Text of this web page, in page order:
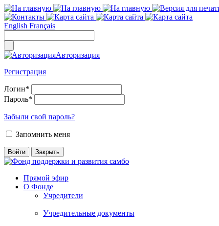
English Français
Авторизация
Регистрация
Логин*
Пароль*
Забыли свой пароль?
Запомнить меня
Прямой эфир
О Фонде
Учредители
Учредительные документы